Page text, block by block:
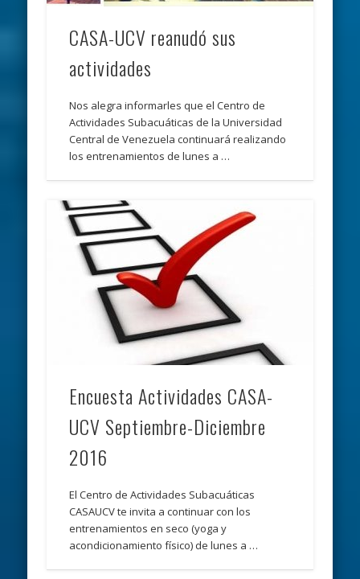
CASA-UCV reanudó sus
actividades
Nos alegra informarles que el Centro de
Actividades Subacuáticas de la Universidad
Central de Venezuela continuará realizando
los entrenamientos de lunes a …
Encuesta Actividades CASA-
UCV Septiembre-Diciembre
2016
El Centro de Actividades Subacuáticas
CASAUCV te invita a continuar con los
entrenamientos en seco (yoga y
acondicionamiento físico) de lunes a …